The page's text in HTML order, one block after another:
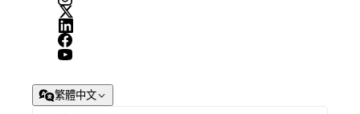
繁體中文